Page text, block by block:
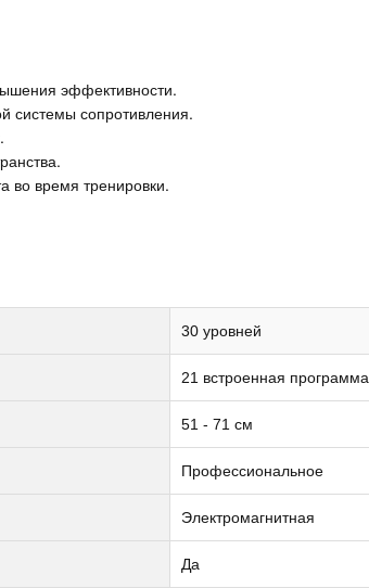
эффективности.
системы сопротивления.
.
во время тренировки.
30 уровней
21 встроенная программа
51 - 71 см
Профессиональное
Электромагнитная
Да